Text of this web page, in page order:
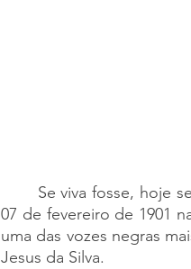
Se viva fosse, hoje
07 de fevereiro de 1901
uma das vozes negras
Jesus da Silva.